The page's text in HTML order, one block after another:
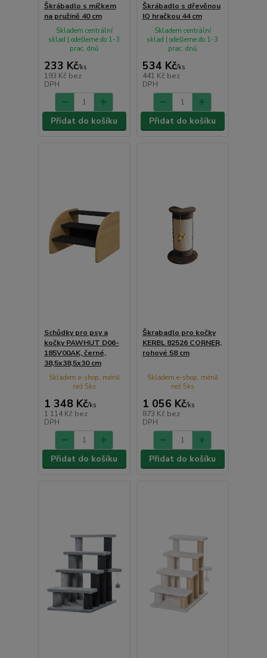
Škrábadlo s míčkem
na pružině 40 cm
233 Kč/ks
193 Kč bez
DPH
Skladem centrální
sklad | odešleme do 1-3
prac. dnů
Přidat do košíku
Škrábadlo s dřevěnou
IQ hračkou 44 cm
534 Kč/ks
441 Kč bez
DPH
Skladem centrální
sklad | odešleme do 1-3
prac. dnů
Přidat do košíku
Schůdky pro psy a
kočky PAWHUT D06-
185V00AK, černé,
38,5x38,5x30 cm
1 348 Kč/ks
1 114 Kč bez
DPH
Skladem e-shop, méně
než 5ks
Přidat do košíku
Škrabadlo pro kočky
KERBL 82526 CORNER,
rohové 58 cm
1 056 Kč/ks
873 Kč bez
DPH
Skladem e-shop, méně
než 5ks
Přidat do košíku